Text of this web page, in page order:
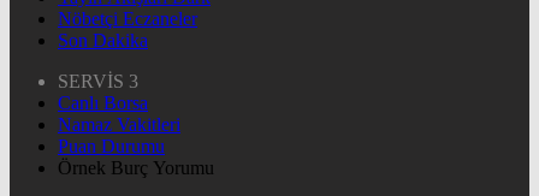
Nöbetçi Eczaneler
Son Dakika
SERVİS 3
Canlı Borsa
Namaz Vakitleri
Puan Durumu
Örnek Burç Yorumu